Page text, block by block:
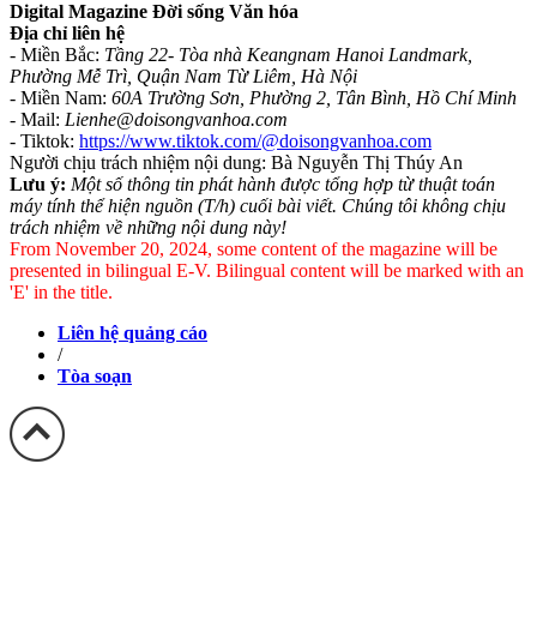
Digital Magazine Đời sống Văn hóa
Địa chỉ liên hệ
- Miền Bắc: Tầng 22- Tòa nhà Keangnam Hanoi Landmark,
Phường Mễ Trì, Quận Nam Từ Liêm, Hà Nội
- Miền Nam: 60A Trường Sơn, Phường 2, Tân Bình, Hồ Chí Minh
- Mail: Lienhe@doisongvanhoa.com
- Tiktok: https://www.tiktok.com/@doisongvanhoa.com
Người chịu trách nhiệm nội dung: Bà Nguyễn Thị Thúy An
Lưu ý: Một số thông tin phát hành được tổng hợp từ thuật toán
máy tính thể hiện nguồn (T/h) cuối bài viết. Chúng tôi không chịu
trách nhiệm về những nội dung này!
From November 20, 2024, some content of the magazine will be
presented in bilingual E-V. Bilingual content will be marked with an
'E' in the title.
Liên hệ quảng cáo
/
Tòa soạn